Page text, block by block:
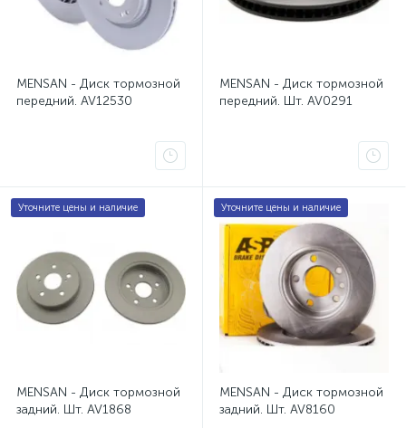
MENSAN - Диск тормозной
передний. AV12530
MENSAN - Диск тормозной
передний. Шт. AV0291
Уточните цены и наличие
MENSAN - Диск тормозной
задний. Шт. AV1868
Уточните цены и наличие
MENSAN - Диск тормозной
задний. Шт. AV8160